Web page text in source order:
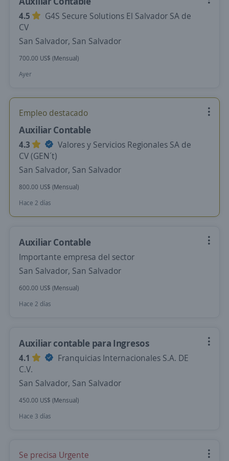
4.5
G4S Secure Solutions El Salvador SA de
CV
San Salvador, San Salvador
700.00 US$ (Mensual)
Ayer
Empleo destacado
Auxiliar Contable
4.3
Valores y Servicios Regionales SA de
CV (GEN´t)
San Salvador, San Salvador
800.00 US$ (Mensual)
Hace 2 días
Auxiliar Contable
Importante empresa del sector
San Salvador, San Salvador
600.00 US$ (Mensual)
Hace 2 días
Auxiliar contable para Ingresos
4.1
Franquicias Internacionales S.A. DE
C.V.
San Salvador, San Salvador
450.00 US$ (Mensual)
Hace 3 días
Se precisa Urgente